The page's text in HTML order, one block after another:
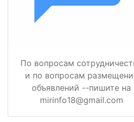
По вопросам
и по вопросам
объявлений --пишите на
mirinfo18@gmail.com